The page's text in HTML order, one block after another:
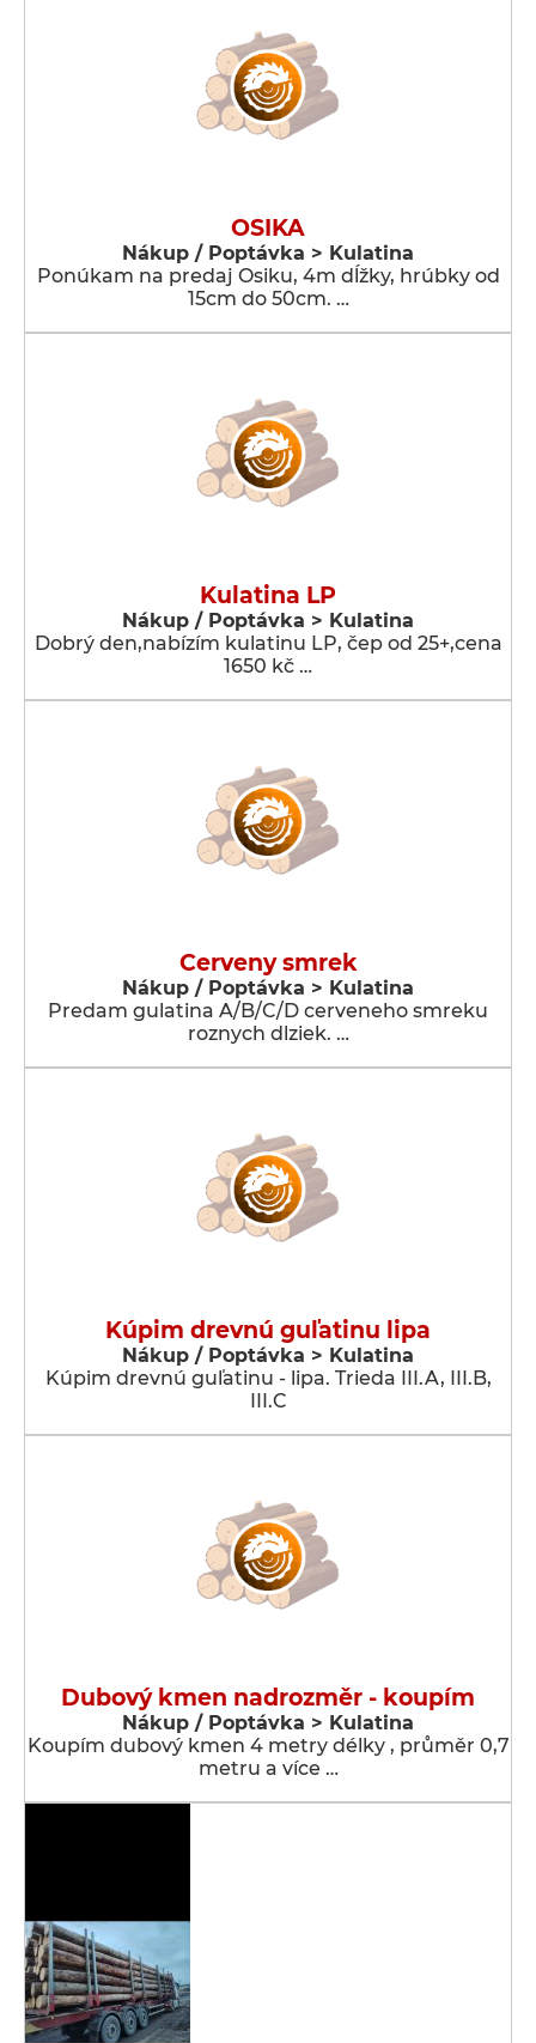
OSIKA
Nákup / Poptávka > Kulatina
Ponúkam na predaj Osiku, 4m dĺžky, hrúbky od
15cm do 50cm. …
Kulatina LP
Nákup / Poptávka > Kulatina
Dobrý den,nabízím kulatinu LP, čep od 25+,cena
1650 kč …
Cerveny smrek
Nákup / Poptávka > Kulatina
Predam gulatina A/B/C/D cerveneho smreku
roznych dlziek. …
Kúpim drevnú guľatinu lipa
Nákup / Poptávka > Kulatina
Kúpim drevnú guľatinu - lipa. Trieda III.A, III.B,
III.C
Dubový kmen nadrozměr - koupím
Nákup / Poptávka > Kulatina
Koupím dubový kmen 4 metry délky , průměr 0,7
metru a více …